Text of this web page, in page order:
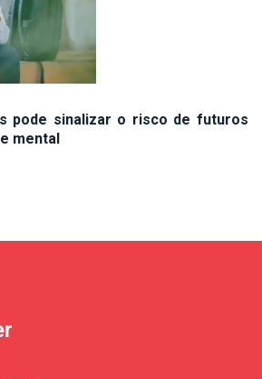
pode sinalizar o risco de futuros
mental